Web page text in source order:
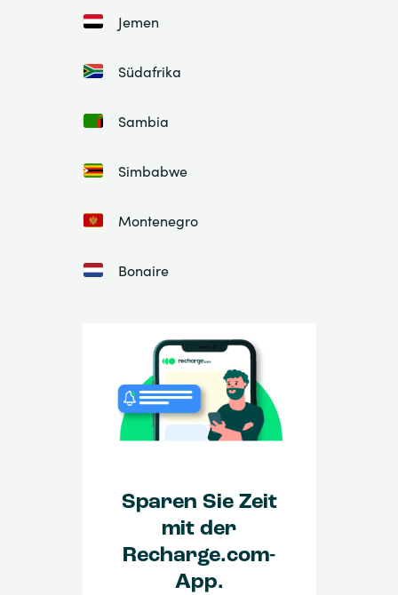
Jemen
Südafrika
Sambia
Simbabwe
Montenegro
Bonaire
Sparen Sie Zeit
mit der
Recharge.com-
App.